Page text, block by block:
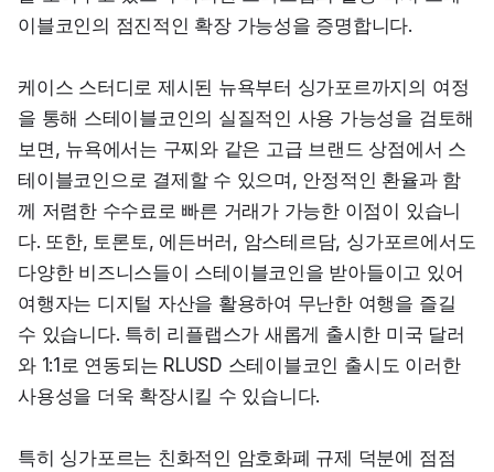
이블코인의 점진적인 확장 가능성을 증명합니다.
케이스 스터디로 제시된 뉴욕부터 싱가포르까지의 여정
을 통해 스테이블코인의 실질적인 사용 가능성을 검토해
보면, 뉴욕에서는 구찌와 같은 고급 브랜드 상점에서 스
테이블코인으로 결제할 수 있으며, 안정적인 환율과 함
께 저렴한 수수료로 빠른 거래가 가능한 이점이 있습니
다. 또한, 토론토, 에든버러, 암스테르담, 싱가포르에서도
다양한 비즈니스들이 스테이블코인을 받아들이고 있어
여행자는 디지털 자산을 활용하여 무난한 여행을 즐길
수 있습니다. 특히 리플랩스가 새롭게 출시한 미국 달러
와 1:1로 연동되는 RLUSD 스테이블코인 출시도 이러한
사용성을 더욱 확장시킬 수 있습니다.
특히 싱가포르는 친화적인 암호화폐 규제 덕분에 점점